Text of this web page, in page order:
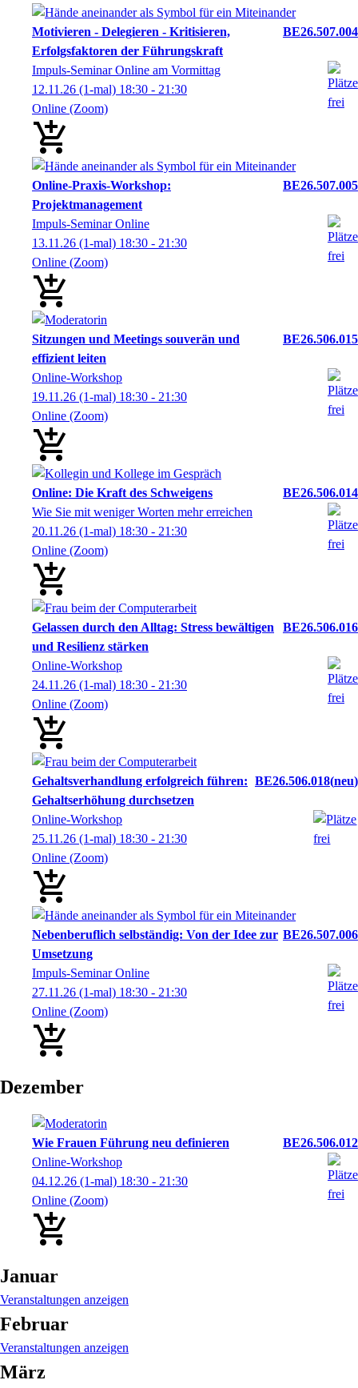
Motivieren - Delegieren - Kritisieren,
Erfolgsfaktoren der Führungskraft
BE26.507.004
Impuls-Seminar Online am Vormittag
12.11.26 (1-mal) 18:30 - 21:30
Online (Zoom)
Online-Praxis-Workshop:
Projektmanagement
BE26.507.005
Impuls-Seminar Online
13.11.26 (1-mal) 18:30 - 21:30
Online (Zoom)
Sitzungen und Meetings souverän und
effizient leiten
BE26.506.015
Online-Workshop
19.11.26 (1-mal) 18:30 - 21:30
Online (Zoom)
Online: Die Kraft des Schweigens
BE26.506.014
Wie Sie mit weniger Worten mehr erreichen
20.11.26 (1-mal) 18:30 - 21:30
Online (Zoom)
Gelassen durch den Alltag: Stress bewältigen
und Resilienz stärken
BE26.506.016
Online-Workshop
24.11.26 (1-mal) 18:30 - 21:30
Online (Zoom)
Gehaltsverhandlung erfolgreich führen:
Gehaltserhöhung durchsetzen
BE26.506.018 neu
Online-Workshop
25.11.26 (1-mal) 18:30 - 21:30
Online (Zoom)
Nebenberuflich selbständig: Von der Idee zur
Umsetzung
BE26.507.006
Impuls-Seminar Online
27.11.26 (1-mal) 18:30 - 21:30
Online (Zoom)
Dezember
Wie Frauen Führung neu definieren
BE26.506.012
Online-Workshop
04.12.26 (1-mal) 18:30 - 21:30
Online (Zoom)
Januar
Veranstaltungen anzeigen
Februar
Veranstaltungen anzeigen
März